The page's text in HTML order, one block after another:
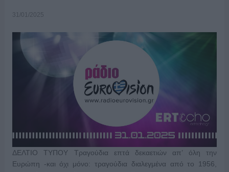
31/01/2025
ΔΕΛΤΙΟ ΤΥΠΟΥ Tραγούδια επτά δεκαετιών απ’ όλη την
Ευρώπη -και όχι μόνο: τραγούδια διαλεγμένα από το 1956,